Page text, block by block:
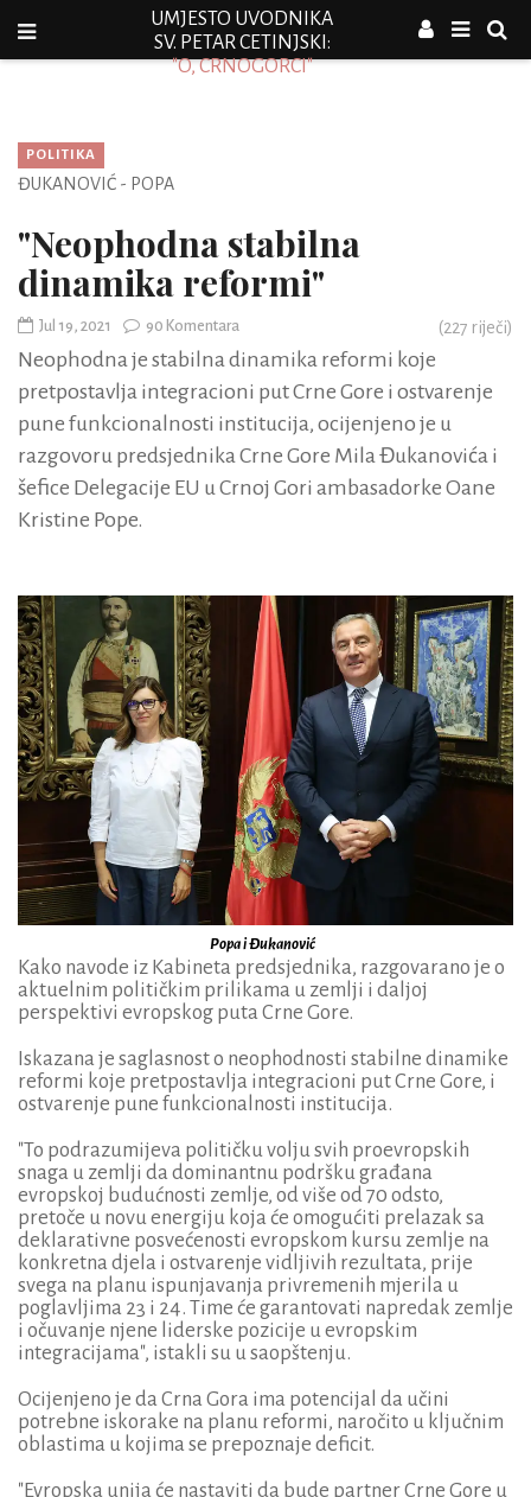
UMJESTO UVODNIKA
SV. PETAR CETINJSKI:
"O, CRNOGORCI"
POLITIKA
ĐUKANOVIĆ - POPA
"Neophodna stabilna
dinamika reformi"
Jul 19, 2021 90 Komentara (227 riječi)
Neophodna je stabilna dinamika reformi koje
pretpostavlja integracioni put Crne Gore i ostvarenje
pune funkcionalnosti institucija, ocijenjeno je u
razgovoru predsjednika Crne Gore Mila Đukanovića i
šefice Delegacije EU u Crnoj Gori ambasadorke Oane
Kristine Pope.
Popa i Đukanović
Kako navode iz Kabineta predsjednika, razgovarano je o
aktuelnim političkim prilikama u zemlji i daljoj
perspektivi evropskog puta Crne Gore.
Iskazana je saglasnost o neophodnosti stabilne dinamike
reformi koje pretpostavlja integracioni put Crne Gore, i
ostvarenje pune funkcionalnosti institucija.
"To podrazumijeva političku volju svih proevropskih
snaga u zemlji da dominantnu podršku građana
evropskoj budućnosti zemlje, od više od 70 odsto,
pretoče u novu energiju koja će omogućiti prelazak sa
deklarativne posvećenosti evropskom kursu zemlje na
konkretna djela i ostvarenje vidljivih rezultata, prije
svega na planu ispunjavanja privremenih mjerila u
poglavljima 23 i 24. Time će garantovati napredak zemlje
i očuvanje njene liderske pozicije u evropskim
integracijama", istakli su u saopštenju.
Ocijenjeno je da Crna Gora ima potencijal da učini
potrebne iskorake na planu reformi, naročito u ključnim
oblastima u kojima se prepoznaje deficit.
"Evropska unija će nastaviti da bude partner Crne Gore u